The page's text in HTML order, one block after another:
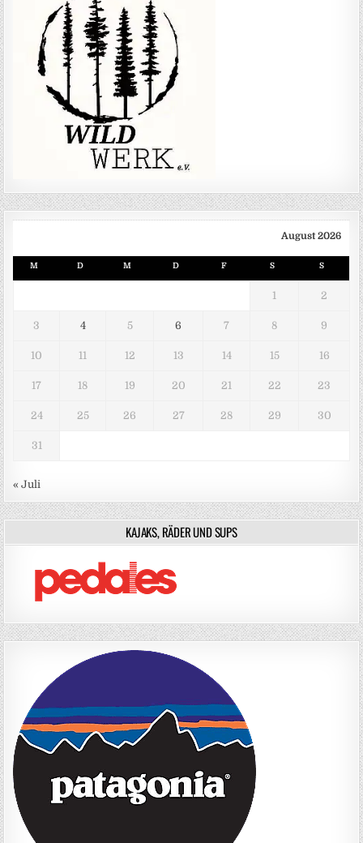
August 2026
M D M D F S S
1 2
3 4 5 6 7 8 9
10 11 12 13 14 15 16
17 18 19 20 21 22 23
24 25 26 27 28 29 30
31
« Juli
KAJAKS, RÄDER UND SUPS